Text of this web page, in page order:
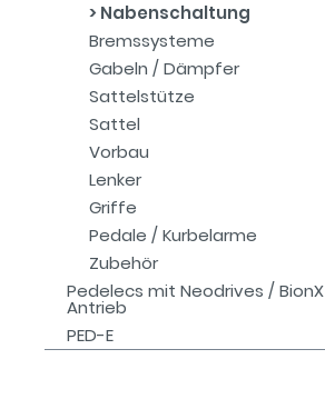
Nabenschaltung
Bremssysteme
Gabeln / Dämpfer
Sattelstütze
Sattel
Vorbau
Lenker
Griffe
Pedale / Kurbelarme
Zubehör
Pedelecs mit Neodrives / BionX
Antrieb
PED-E